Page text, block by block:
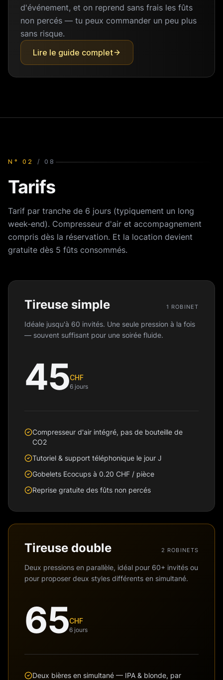
d'événement, et on reprend sans frais les fûts
non percés — tu peux commander un peu plus
sans risque.
Lire le guide complet
N° 02 / 08
Tarifs
Tarif par tranche de 6 jours (typiquement un long
week-end). Compresseur d'air et accompagnement
compris dès la réservation. Et la location devient
gratuite dès 5 fûts consommés.
Tireuse simple 1 ROBINET
Idéale jusqu'à 60 invités. Une seule pression à la fois
— souvent suffisant pour une soirée fluide.
45CHF
6 jours
Compresseur d'air intégré, pas de bouteille de
CO2
Tutoriel & support téléphonique le jour J
Gobelets Ecocups à 0.20 CHF / pièce
Reprise gratuite des fûts non percés
Tireuse double 2 ROBINETS
Deux pressions en parallèle, idéal pour 60+ invités ou
pour proposer deux styles différents en simultané.
65CHF
6 jours
Deux bières en simultané — IPA & blonde, par